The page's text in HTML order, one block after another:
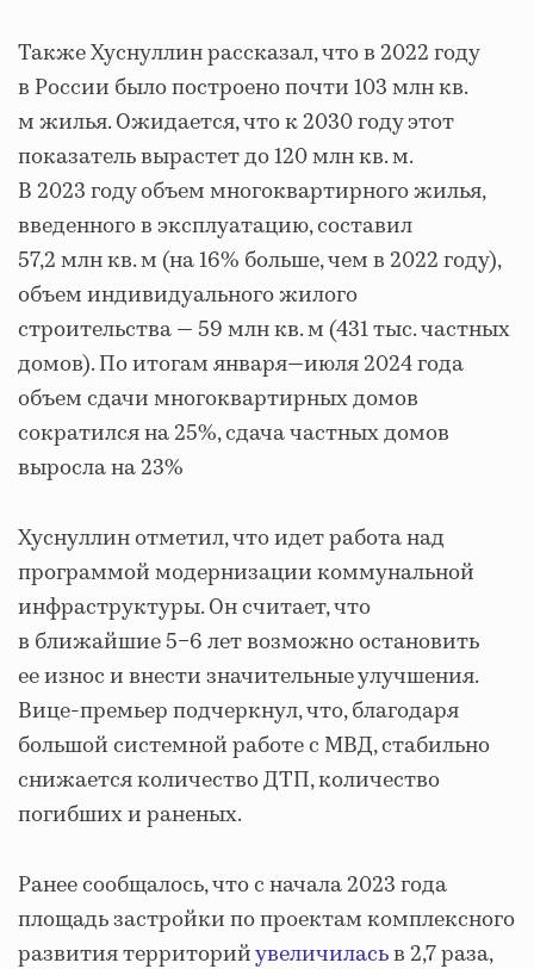
Также Хуснуллин рассказал, что в 2022 году
в России было построено почти 103 млн кв.
м жилья. Ожидается, что к 2030 году этот
показатель вырастет до 120 млн кв. м.
В 2023 году объем многоквартирного жилья,
введенного в эксплуатацию, составил
57,2 млн кв. м (на 16% больше, чем в 2022 году),
объем индивидуального жилого
строительства — 59 млн кв. м (431 тыс. частных
домов). По итогам января—июля 2024 года
объем сдачи многоквартирных домов
сократился на 25%, сдача частных домов
выросла на 23%
Хуснуллин отметил, что идет работа над
программой модернизации коммунальной
инфраструктуры. Он считает, что
в ближайшие 5−6 лет возможно остановить
ее износ и внести значительные улучшения.
Вице-премьер подчеркнул, что, благодаря
большой системной работе с МВД, стабильно
снижается количество ДТП, количество
погибших и раненых.
Ранее сообщалось, что с начала 2023 года
площадь застройки по проектам комплексного
развития территорийувеличиласьв 2,7 раза,